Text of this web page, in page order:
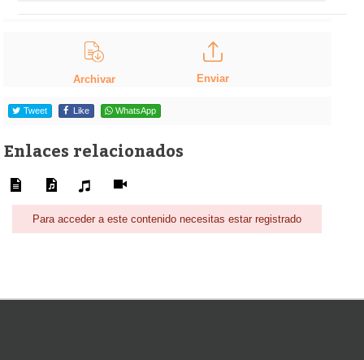
Archivar Enviar
Tweet Like WhatsApp
Enlaces relacionados
Para acceder a este contenido necesitas estar registrado